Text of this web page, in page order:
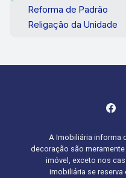
Reforma de Padrão
Religação da Unidade
A Imobiliária informa
decoração são
imóvel, exceto nos
imobiliária se